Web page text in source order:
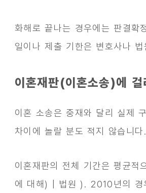
화해로 끝나는 경우에는 판결확
일이나 제출 기한은 변호사나
이혼재판(이혼소송)에 걸
이혼 소송은 중재와 달리 실제
차이에 놀랄 분도 적지 않습니
이혼재판의 전체 기간은 평균적
에 대해) | 법원 ). 2010년의 경